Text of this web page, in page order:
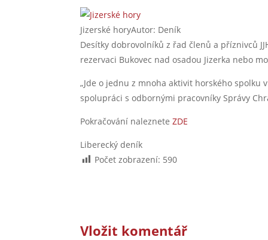
Jizerské horyAutor: Deník
Desítky dobrovolníků z řad členů a příznivců
rezervaci Bukovec nad osadou Jizerka nebo
„Jde o jednu z mnoha aktivit horského
spolupráci s odbornými pracovníky Správy
Pokračování nalezneteZDE
Liberecký deník
Počet zobrazení: 590
Vložit komentář